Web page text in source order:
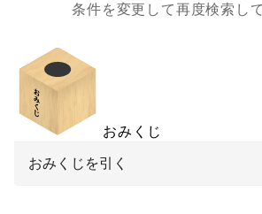
条件を変更して再度検索し
おみくじ
おみくじを引く